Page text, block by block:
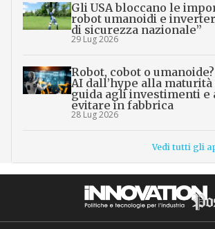
Gli USA bloccano le
robot umanoidi e
di sicurezza nazionale”
29 Lug 2026
Robot, cobot o
AI dall’hype alla
guida agli investimenti e
evitare in fabbrica
28 Lug 2026
Vedi tutti gli